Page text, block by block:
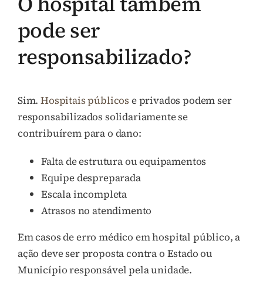
pode ser
responsabilizado?
Sim.Hospitais públicos e privados podem ser
responsabilizados solidariamente se
contribuírem para o dano:
Falta de estrutura ou equipamentos
Equipe despreparada
Escala incompleta
Atrasos no atendimento
Em casos de erro médico em hospital público, a
ação deve ser proposta contra o Estado ou
Município responsável pela unidade.